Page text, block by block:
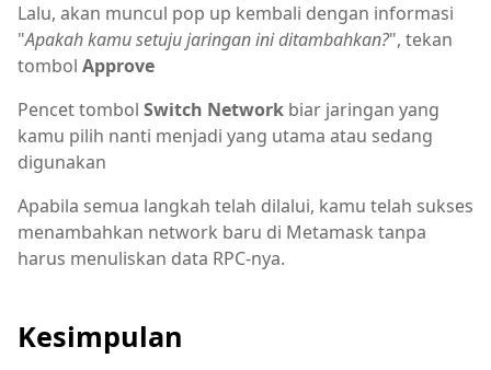
Lalu, akan muncul pop up kembali dengan informasi
"Apakah kamu setuju jaringan ini ditambahkan?", tekan
tombol Approve
Pencet tombol Switch Network biar jaringan yang
kamu pilih nanti menjadi yang utama atau sedang
digunakan
Apabila semua langkah telah dilalui, kamu telah sukses
menambahkan network baru di Metamask tanpa
harus menuliskan data RPC-nya.
Kesimpulan